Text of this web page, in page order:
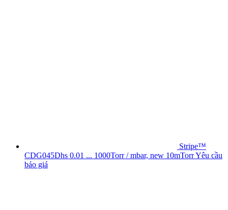
Stripe™
CDG045Dhs 0.01 ... 1000Torr / mbar, new 10mTorrYêu cầu
báo giá